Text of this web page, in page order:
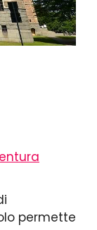
permette